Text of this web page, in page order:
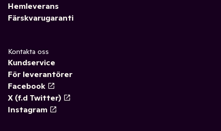
Hemleverans
Färskvarugaranti
Kontakta oss
Kundservice
För leverantörer
Facebook
X (f.d Twitter)
Instagram